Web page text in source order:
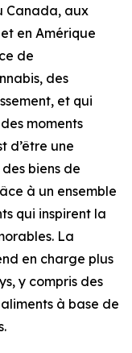
Canada, aux
en Amérique
de
des
et qui
moments
d’être une
biens de
à un ensemble
qui inspirent la
La
en charge plus
y compris des
à base de